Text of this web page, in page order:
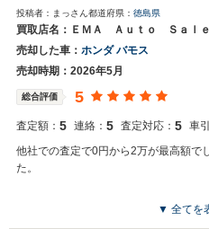
投稿者：まっさん都道府県： 徳島県
買取店名：ＥＭＡ Ａｕｔｏ Ｓａｌ
売却した車： ホンダ バモス
売却時期：2026年5月
総合評価 5
査定額： 5 連絡： 5 査定対応： 5 車
他社での査定で0円から2万が最高額で
た。
▼ 全てを